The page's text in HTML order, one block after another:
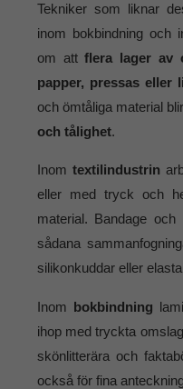
Tekniker som liknar
inom bokbindning och
om attflera lager av
papper, pressas eller
och ömtåliga material blir
och tålighet.
Inomtextilindustrin
eller med tryck och
material. Bandage
sådana
silikonkuddar eller
Inom bokbindning
ihop med tryckta
skönlitterära och
också för fina